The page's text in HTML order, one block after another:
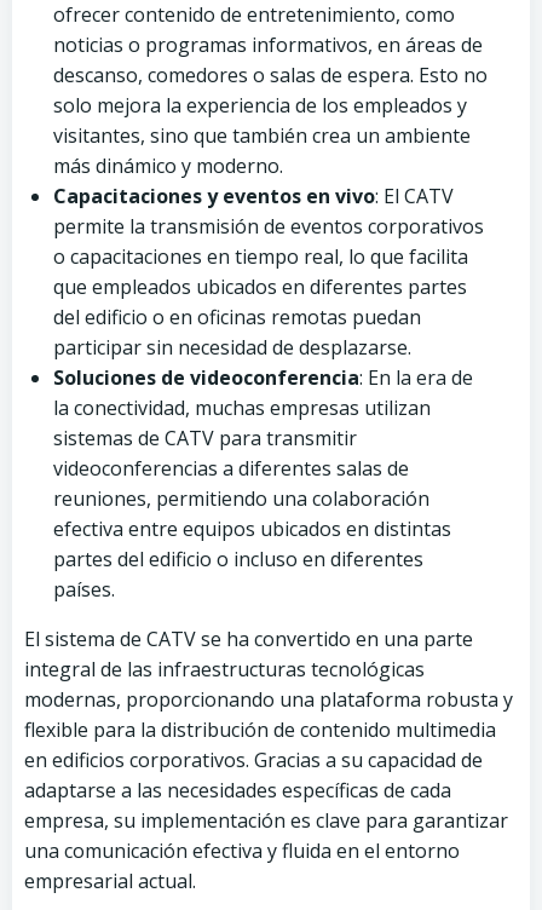
ofrecer contenido de entretenimiento, como
noticias o programas informativos, en áreas de
descanso, comedores o salas de espera. Esto no
solo mejora la experiencia de los empleados y
visitantes, sino que también crea un ambiente
más dinámico y moderno.
Capacitaciones y eventos en vivo: El CATV
permite la transmisión de eventos corporativos
o capacitaciones en tiempo real, lo que facilita
que empleados ubicados en diferentes partes
del edificio o en oficinas remotas puedan
participar sin necesidad de desplazarse.
Soluciones de videoconferencia: En la era de
la conectividad, muchas empresas utilizan
sistemas de CATV para transmitir
videoconferencias a diferentes salas de
reuniones, permitiendo una colaboración
efectiva entre equipos ubicados en distintas
partes del edificio o incluso en diferentes
países.
El sistema de CATV se ha convertido en una parte
integral de las infraestructuras tecnológicas
modernas, proporcionando una plataforma robusta y
flexible para la distribución de contenido multimedia
en edificios corporativos. Gracias a su capacidad de
adaptarse a las necesidades específicas de cada
empresa, su implementación es clave para garantizar
una comunicación efectiva y fluida en el entorno
empresarial actual.